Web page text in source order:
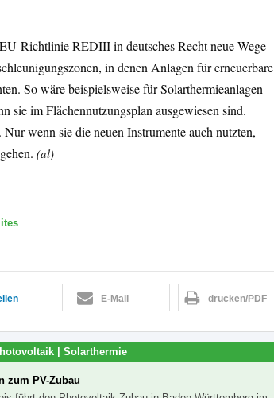
Richtlinie REDIII in deutsches Recht neue Wege
in denen Anlagen für erneuerbare
So wäre beispielsweise für Solarthermieanlagen
sie im Flächennutzungsplan ausgewiesen sind.
wenn sie die neuen Instrumente auch nutzten,
(al)
E-Mail drucken/PDF
| Solarthermie
zum PV-Zubau